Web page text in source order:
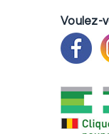
Voulez-